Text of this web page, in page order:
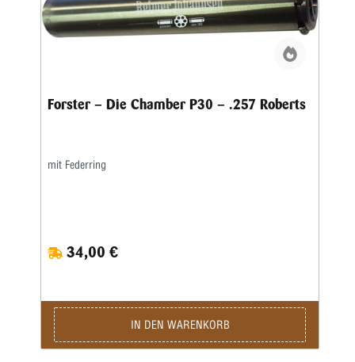
Forster – Die Chamber P30 – .257 Roberts
mit Federring
34,00 €
IN DEN WARENKORB